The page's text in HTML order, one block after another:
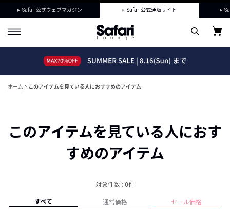
Safari公式ウェブマガジン Safari公式通販サイト
ホーム このアイテムを見ている人におすすめのアイテム
このアイテムを見ている人におす
すめのアイテム
対象件数 : 0件
すべて 通常価格 セール価格